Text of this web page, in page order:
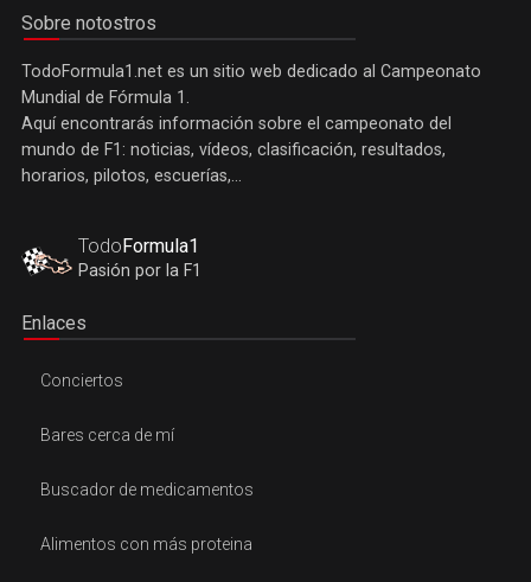
Sobre notostros
TodoFormula1.net es un sitio web dedicado al Campeonato
Mundial de Fórmula 1.
Aquí encontrarás información sobre el campeonato del
mundo de F1: noticias, vídeos, clasificación, resultados,
horarios, pilotos, escuerías,...
Todo Formula1
Pasión por la F1
Enlaces
Conciertos
Bares cerca de mí
Buscador de medicamentos
Alimentos con más proteina